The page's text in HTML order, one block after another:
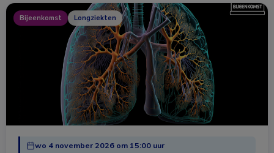
Bijeenkomst Longziekten
wo 4 november 2026 om 15:00 uur